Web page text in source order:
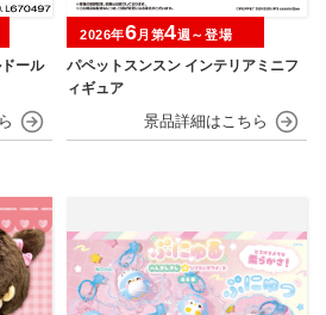
ール
パペットスンスン インテリアミニフ
ィギュア
2026年6月第4週～登場